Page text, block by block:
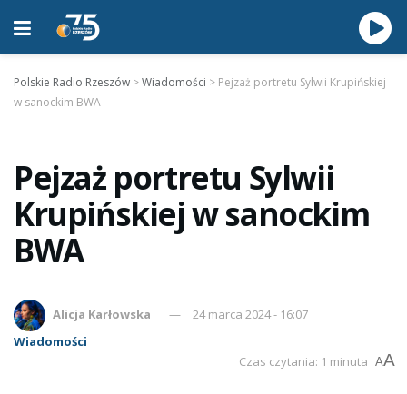
Polskie Radio Rzeszów >Wiadomości > Pejzaż portretu Sylwii Krupińskiej
w sanockim BWA
Pejzaż portretu Sylwii
Krupińskiej w sanockim
BWA
Alicja Karłowska
24 marca 2024 - 16:07
Wiadomości
Czas czytania: 1 minuta AA